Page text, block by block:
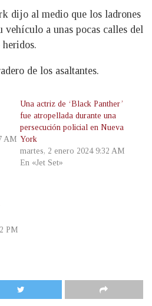
dijo al medio que los ladrones
vehículo a unas pocas calles del
de los asaltantes.
AM
Una actriz de ‘Black Panther’
fue atropellada durante una
persecución policial en Nueva
York
martes, 2 enero 2024 9:32 AM
En «Jet Set»
PM